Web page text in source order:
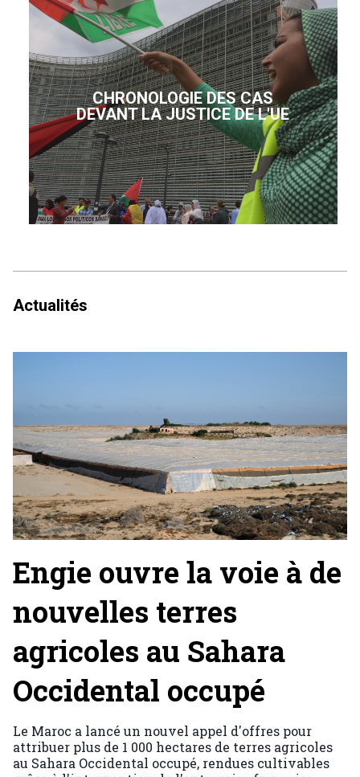
CHRONOLOGIE DES CAS
DEVANT LA JUSTICE DE L'UE
Actualités
Engie ouvre la voie à de
nouvelles terres
agricoles au Sahara
Occidental occupé
Le Maroc a lancé un nouvel appel d'offres pour
attribuer plus de 1 000 hectares de terres agricoles
au Sahara Occidental occupé, rendues cultivables